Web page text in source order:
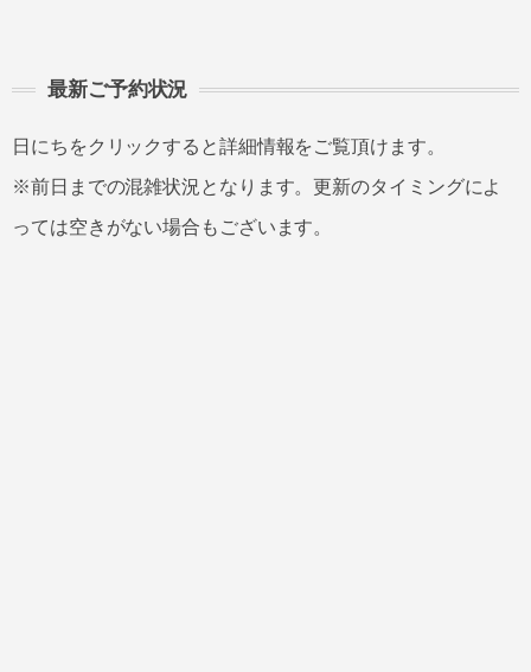
最新ご予約状況
日にちをクリックすると詳細情報をご覧頂けます。
※前日までの混雑状況となります。更新のタイミングによ
っては空きがない場合もございます。